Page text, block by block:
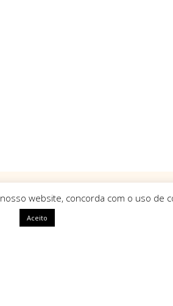
website, concorda com o uso de
Aceito